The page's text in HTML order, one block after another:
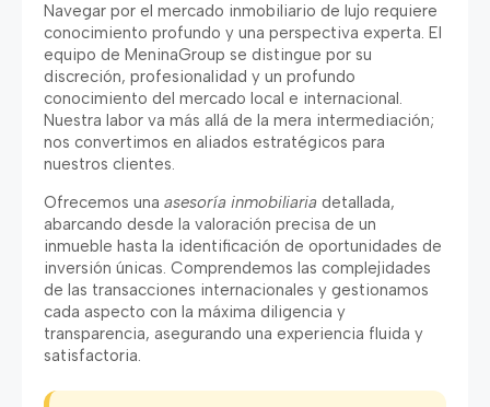
Navegar por el mercado inmobiliario de lujo requiere
conocimiento profundo y una perspectiva experta. El
equipo de MeninaGroup se distingue por su
discreción, profesionalidad y un profundo
conocimiento del mercado local e internacional.
Nuestra labor va más allá de la mera intermediación;
nos convertimos en aliados estratégicos para
nuestros clientes.
Ofrecemos una asesoría inmobiliaria detallada,
abarcando desde la valoración precisa de un
inmueble hasta la identificación de oportunidades de
inversión únicas. Comprendemos las complejidades
de las transacciones internacionales y gestionamos
cada aspecto con la máxima diligencia y
transparencia, asegurando una experiencia fluida y
satisfactoria.